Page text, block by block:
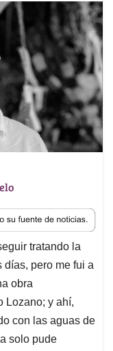
tratando la
días, pero me fui a
obra
Lozano; y ahí,
con las aguas de
solo pude